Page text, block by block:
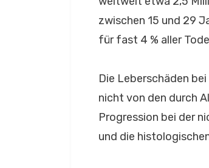
zwischen 15 und 29
für fast 4 % aller
Die Leberschäden
nicht von den durch
Progression bei der
und die